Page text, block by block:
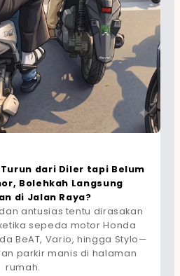
dari Diler tapi Belum
Bolehkah Langsung
di Jalan Raya?
antusias tentu dirasakan
sepeda motor Honda
BeAT, Vario, hingga Stylo—
parkir manis di halaman
rumah.